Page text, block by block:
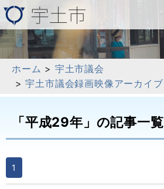
ホーム > 宇土市議会
>宇土市議会録画映像アーカイブ
「平成29年」の記事一覧
1